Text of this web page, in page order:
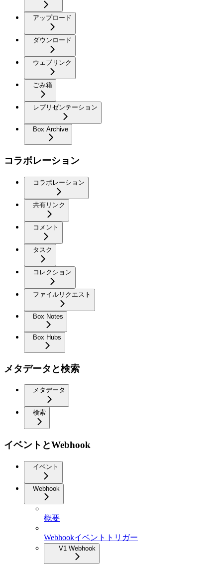
アップロード
ダウンロード
ウェブリンク
ごみ箱
レプリゼンテーション
Box Archive
コラボレーション
コラボレーション
共有リンク
コメント
タスク
コレクション
ファイルリクエスト
Box Notes
Box Hubs
メタデータと検索
メタデータ
検索
イベントとWebhook
イベント
Webhook
概要
Webhookイベントトリガー
V1 Webhook